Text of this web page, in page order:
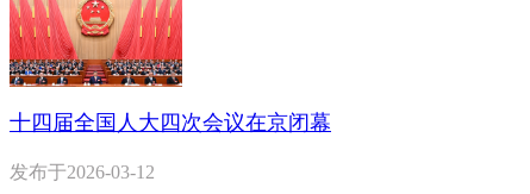
十四届全国人大四次会议在京闭幕
发布于2026-03-12